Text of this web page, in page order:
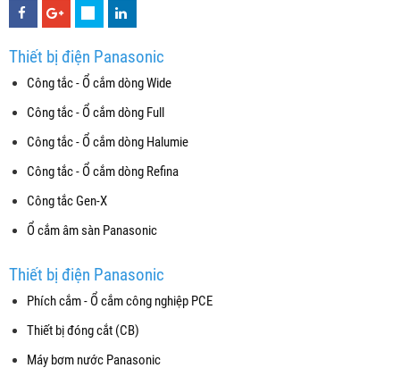
Thiết bị điện Panasonic
Công tắc - Ổ cắm dòng Wide
Công tắc - Ổ cắm dòng Full
Công tắc - Ổ cắm dòng Halumie
Công tắc - Ổ cắm dòng Refina
Công tắc Gen-X
Ổ cắm âm sàn Panasonic
Thiết bị điện Panasonic
Phích cắm - Ổ cắm công nghiệp PCE
Thiết bị đóng cắt (CB)
Máy bơm nước Panasonic